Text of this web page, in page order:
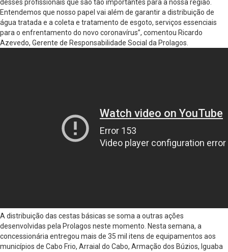
desses profissionais que são tão importantes para a nossa região.
Entendemos que nosso papel vai além de garantir a distribuição de
água tratada e a coleta e tratamento de esgoto, serviços essenciais
para o enfrentamento do novo coronavírus”, comentou Ricardo
Azevedo, Gerente de Responsabilidade Social da Prolagos.
A distribuição das cestas básicas se soma a outras ações
desenvolvidas pela Prolagos neste momento. Nesta semana, a
concessionária entregou mais de 35 mil itens de equipamentos aos
municípios de Cabo Frio, Arraial do Cabo, Armação dos Búzios, Iguaba